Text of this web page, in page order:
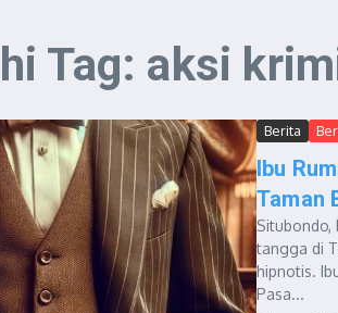
Tag: aksi
Berita
Ibu
Taman
Situbondo,
tangga di
hipnotis.
Pasa...